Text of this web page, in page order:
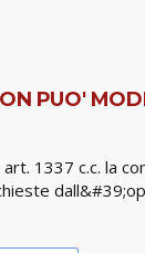
PUO'
1337 c.c. la